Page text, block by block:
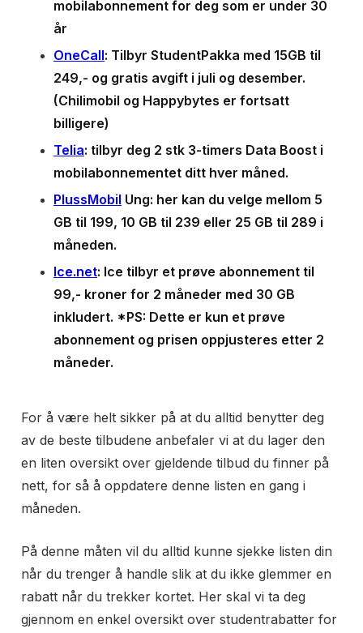
mobilabonnement for deg som er under 30
år
OneCall: Tilbyr StudentPakka med 15GB til
249,- og gratis avgift i juli og desember.
(Chilimobil og Happybytes er fortsatt
billigere)
Telia: tilbyr deg 2 stk 3-timers Data Boost i
mobilabonnementet ditt hver måned.
PlussMobil Ung: her kan du velge mellom 5
GB til 199, 10 GB til 239 eller 25 GB til 289 i
måneden.
Ice.net: Ice tilbyr et prøve abonnement til
99,- kroner for 2 måneder med 30 GB
inkludert. *PS: Dette er kun et prøve
abonnement og prisen oppjusteres etter 2
måneder.
For å være helt sikker på at du alltid benytter deg
av de beste tilbudene anbefaler vi at du lager den
en liten oversikt over gjeldende tilbud du finner på
nett, for så å oppdatere denne listen en gang i
måneden.
På denne måten vil du alltid kunne sjekke listen din
når du trenger å handle slik at du ikke glemmer en
rabatt når du trekker kortet. Her skal vi ta deg
gjennom en enkel oversikt over studentrabatter for